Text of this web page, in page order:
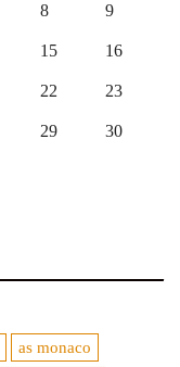
8 9
15 16
22 23
29 30
as monaco